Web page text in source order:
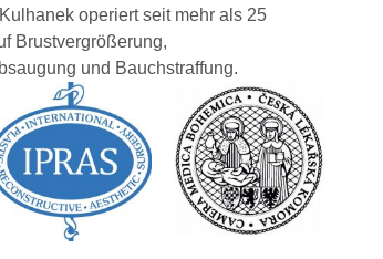
operiert seit mehr als 25
Brustvergrößerung,
und Bauchstraffung.